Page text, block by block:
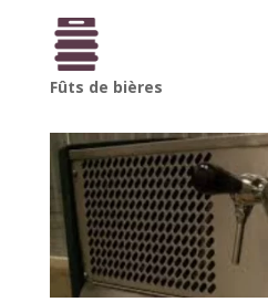
Fûts de bières